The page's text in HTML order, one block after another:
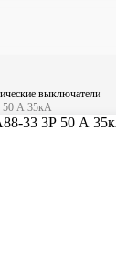
выключатели
50 А 35кА